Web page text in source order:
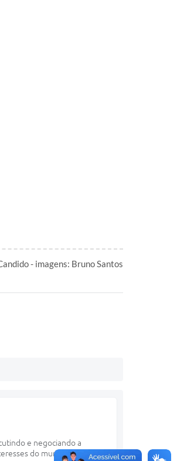
- imagens: Bruno Santos
e negociando a
do município.